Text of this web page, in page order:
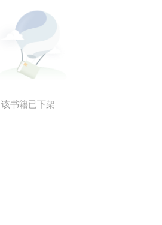
该书籍已下架